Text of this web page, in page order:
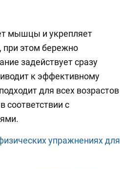
мышцы и укрепляет
при этом бережно
задействует сразу
к эффективному
для всех возрастов
соответствии с
упражнениях для